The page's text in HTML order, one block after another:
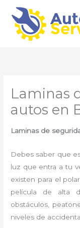
contenido
Laminas
autos en
Laminas de
Debes saber que
luz que entra a tu
existen para el
película de alta
obstáculos,
niveles de